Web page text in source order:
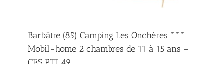
Barbâtre (85) Camping Les Onchères ***
Mobil-home 2 chambres de 11 à 15 ans –